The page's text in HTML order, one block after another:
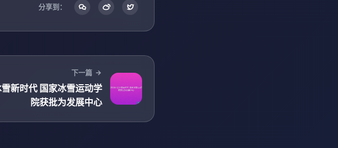
分享到：
下一篇
新时代 国家冰雪运动学
院获批为发展中心